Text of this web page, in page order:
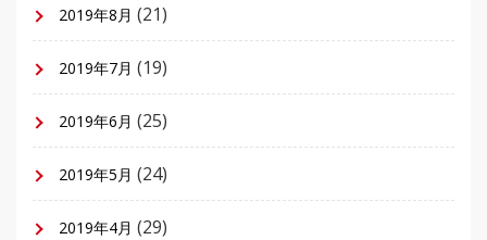
2019年8月 (21)
2019年7月 (19)
2019年6月 (25)
2019年5月 (24)
2019年4月 (29)